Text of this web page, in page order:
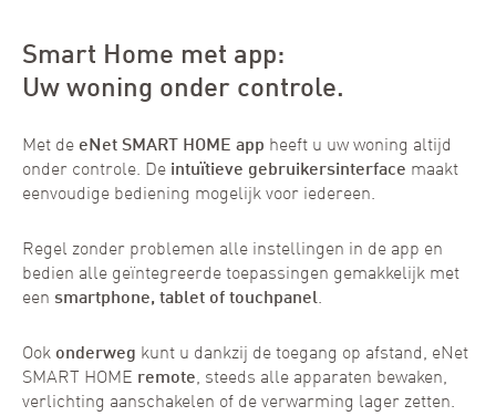
Smart Home met app:
Uw woning onder controle.
Met de eNet SMART HOME app heeft u uw woning altijd
onder controle. De intuïtieve gebruikersinterface maakt
eenvoudige bediening mogelijk voor iedereen.
Regel zonder problemen alle instellingen in de app en
bedien alle geïntegreerde toepassingen gemakkelijk met
een smartphone, tablet of touchpanel.
Ook onderweg kunt u dankzij de toegang op afstand, eNet
SMART HOME remote, steeds alle apparaten bewaken,
verlichting aanschakelen of de verwarming lager zetten.